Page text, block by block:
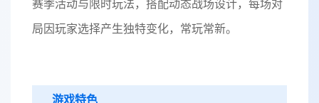
局因玩家选择产生独特变化，常玩常新。
游戏特色